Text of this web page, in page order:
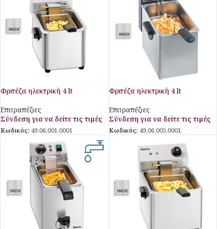
Φριτέζα ηλεκτρική 4 lt
Επιτραπέζιες
Σύνδεση για να δείτε τις τιμές
Κωδικός: 49.06.001.0001
Φριτέζα ηλεκτρική 4 lt
Επιτραπέζιες
Σύνδεση για να δείτε τις τιμές
Κωδικός: 49.06.005.0001